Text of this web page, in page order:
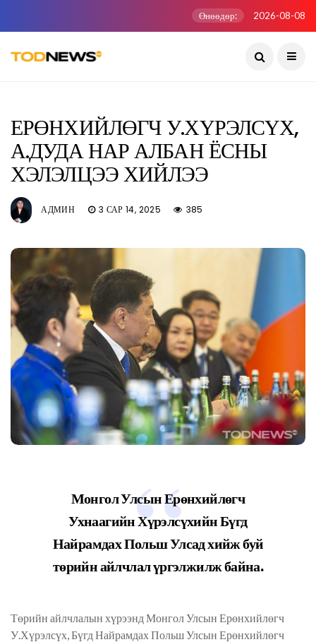
Өнөөдөр: 2026-08-08
ЕРӨНХИЙЛӨГЧ У.ХҮРЭЛСҮХ,
А.ДУДА НАР АЛБАН ЁСНЫ
ХЭЛЭЛЦЭЭ ХИЙЛЭЭ
АДМИН 3 САР 14, 2025 385
Монгол Улсын Ерөнхийлөгч
Ухнаагийн Хүрэлсүхийн Бүгд
Найрамдах Польш Улсад хийж буй
төрийн айлчлал үргэлжилж байна.
Төрийн айлчлалын хүрээнд Монгол Улсын Ерөнхийлөгч
У.Хүрэлсүх, Бүгд Найрамдах Польш Улсын Ерөнхийлөгч